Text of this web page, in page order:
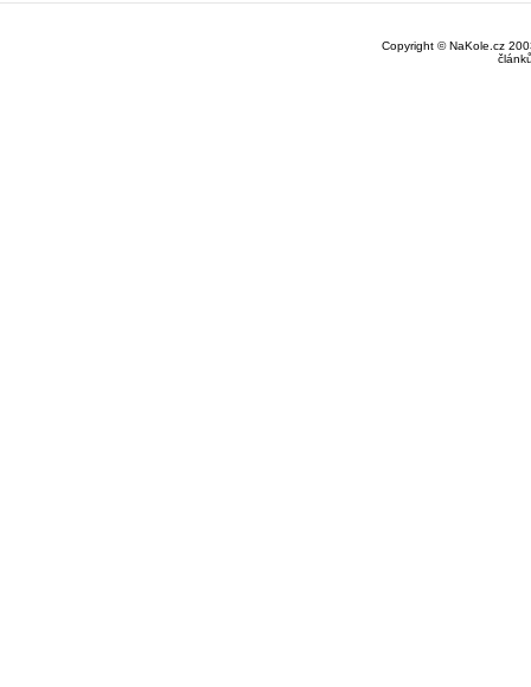
Copyright © NaKole.cz